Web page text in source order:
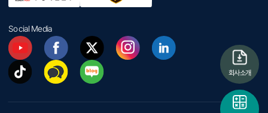
회사소개
Social Media